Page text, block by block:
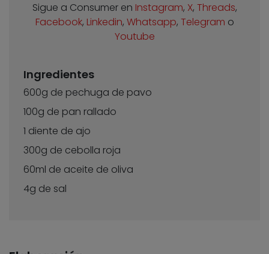
Sigue a Consumer en Instagram, X, Threads,
Facebook, Linkedin, Whatsapp, Telegram o
Youtube
Ingredientes
600g de pechuga de pavo
100g de pan rallado
1 diente de ajo
300g de cebolla roja
60ml de aceite de oliva
4g de sal